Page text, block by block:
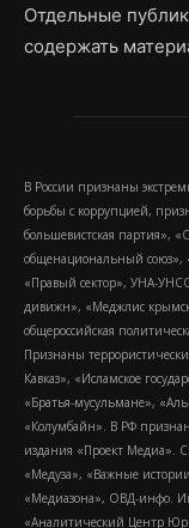
Отдельные
содержать
В России признаны
борьбы с коррупцией,
большевистская партия»,
общенациональный
«Правый сектор», УНА-
дивижн», «Меджлис
общероссийская
Признаны
Кавказ», «Исламское
«Братья-мусульмане»,
«Колумбайн». В РФ
издания «Проект Медиа».
«Медуза», «Важные
«Медиазона», ОВД-инфо.
«Аналитический Центр